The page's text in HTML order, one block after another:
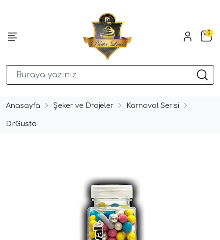
0
Anasayfa Şeker ve Drajeler Karnaval Serisi
Dr.Gusto